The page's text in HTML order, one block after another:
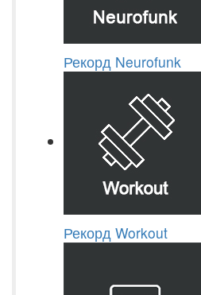
Рекорд Neurofunk
Рекорд Workout